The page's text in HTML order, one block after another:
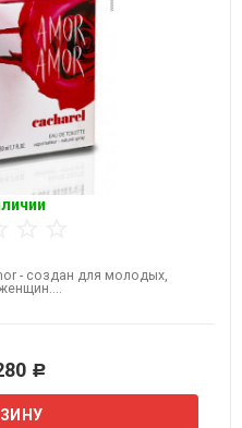
- создан для молодых,
Р